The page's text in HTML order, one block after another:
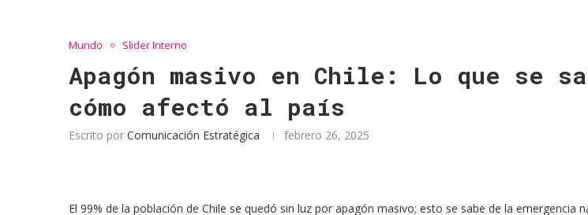
Mundo Slider Interno
Apagón masivo en Chile: Lo que se
cómo afectó al país
Escrito por Comunicación Estratégica febrero 26, 2025
El 99% de la población de Chile se quedó sin luz por apagón masivo; esto se sabe de la emergencia